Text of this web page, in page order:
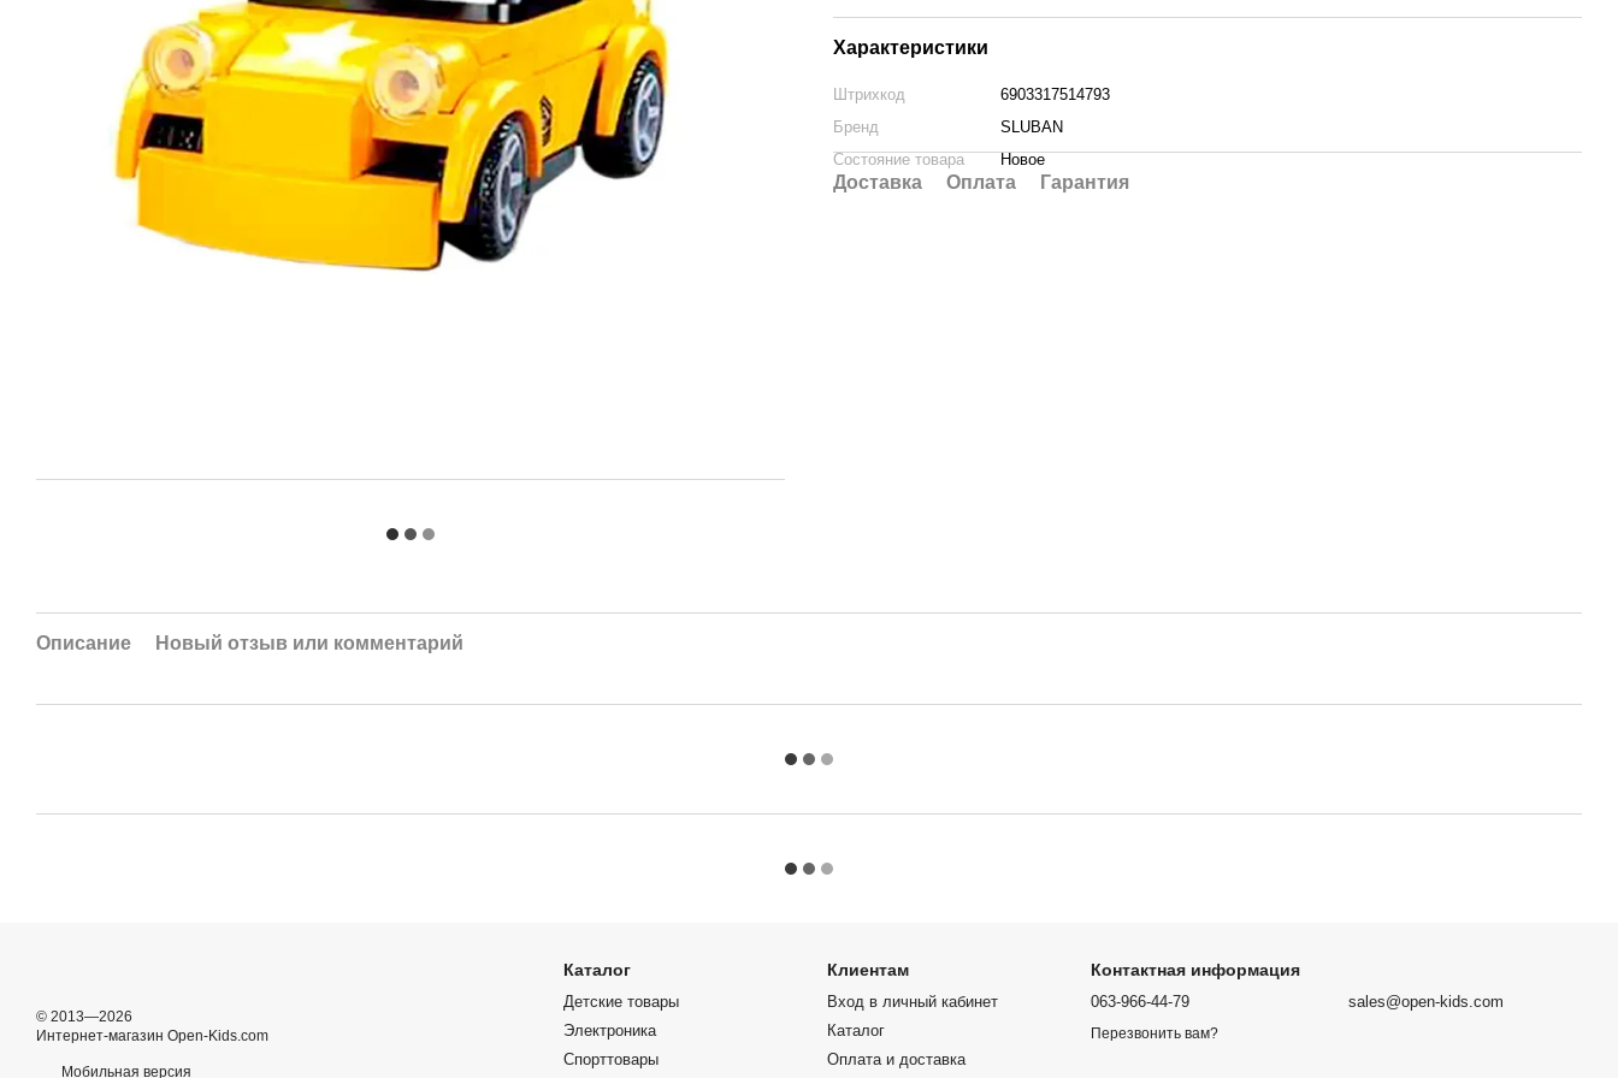
Характеристики
Штрихкод
6903317514793
Бренд
SLUBAN
Состояние товара
Новое
Доставка Оплата Гарантия
Описание Новый отзыв или комментарий
© 2013—2026
Интернет-магазин Open-Kids.com
Мобильная версия
Каталог
Детские товары
Электроника
Спорттовары
Клиентам
Вход в личный кабинет
Каталог
Оплата и доставка
Контактная информация
063-966-44-79
Перезвонить вам?
sales@open-kids.com